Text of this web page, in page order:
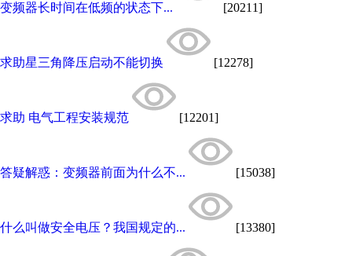
变频器长时间在低频的状态下... [20211]
求助星三角降压启动不能切换 [12278]
求助 电气工程安装规范 [12201]
答疑解惑：变频器前面为什么不... [15038]
什么叫做安全电压？我国规定的... [13380]